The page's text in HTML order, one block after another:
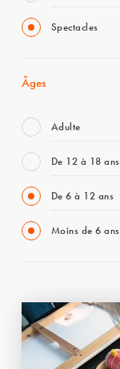
Spectacles
Âges
Adulte
De 12 à 18 ans
De 6 à 12 ans
Moins de 6 ans